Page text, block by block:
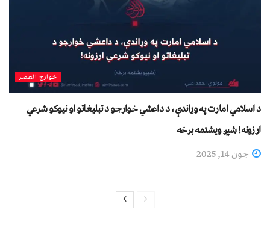
خوارج العصر
د اسلامي امارت په وړاندې، د داعشي خوارجو د تبليغاتو او نیوکو شرعي
ارزونه! شپږ ويشتمه برخه
جون 14, 2025